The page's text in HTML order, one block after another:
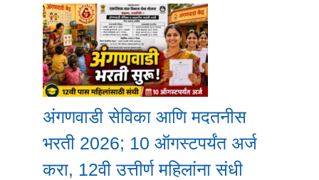
अंगणवाडी सेविका आणि मदतनीस
भरती 2026; 10 ऑगस्टपर्यंत अर्ज
करा, 12वी उत्तीर्ण महिलांना संधी